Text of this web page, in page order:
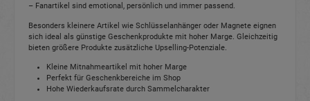
– Fanartikel sind emotional, persönlich und immer passend.
Besonders kleinere Artikel wie Schlüsselanhänger oder Magnete eignen
sich ideal als günstige Geschenkprodukte mit hoher Marge. Gleichzeitig
bieten größere Produkte zusätzliche Upselling-Potenziale.
Kleine Mitnahmeartikel mit hoher Marge
Perfekt für Geschenkbereiche im Shop
Hohe Wiederkaufsrate durch Sammelcharakter